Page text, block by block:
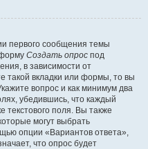
первого сообщения темы
Создать опрос под
в зависимости от
такой вкладки или формы, то вы
вопрос и как минимум два
убедившись, что каждый
текстового поля. Вы также
могут выбрать
опции «Вариантов ответа»,
что опрос будет